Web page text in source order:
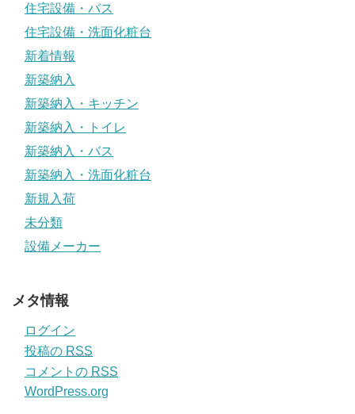
住宅設備・バス
住宅設備・洗面化粧台
新着情報
新築納入
新築納入・キッチン
新築納入・トイレ
新築納入・バス
新築納入・洗面化粧台
新規入荷
未分類
設備メーカー
メタ情報
ログイン
投稿の RSS
コメントの RSS
WordPress.org